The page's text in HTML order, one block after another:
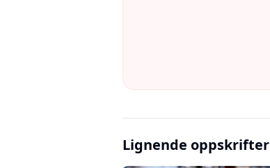
Lignende oppskrifter